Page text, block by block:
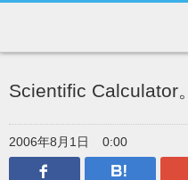
Scientific Calculator。
2006年8月1日
0:00
Facebook